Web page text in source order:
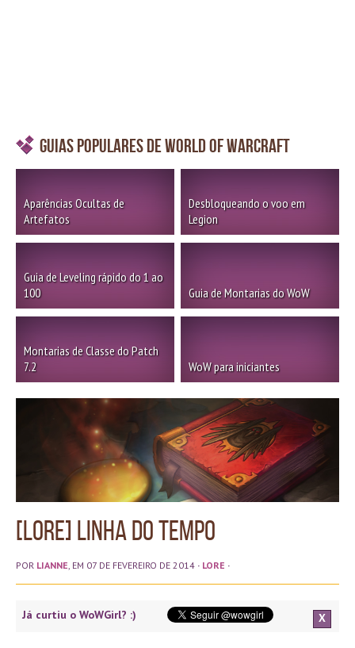
Guias Populares de World of Warcraft
Aparências Ocultas de
Artefatos
Desbloqueando o voo em
Legion
Guia de Leveling rápido do 1 ao
100
Guia de Montarias do WoW
Montarias de Classe do Patch
7.2
WoW para iniciantes
[Lore] Linha do Tempo
POR LIANNE , EM 07 DE FEVEREIRO DE 2014 · LORE ·
Já curtiu o WoWGirl? :) X